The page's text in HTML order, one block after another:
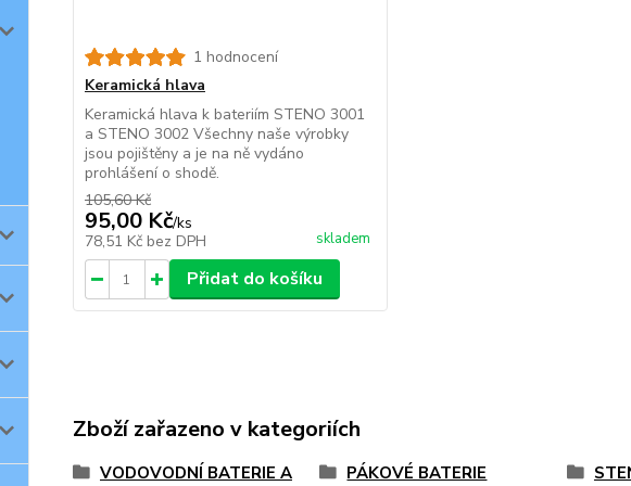
1 hodnocení
Keramická hlava
Keramická hlava k bateriím STENO 3001
a STENO 3002 Všechny naše výrobky
jsou pojištěny a je na ně vydáno
prohlášení o shodě.
105,60 Kč
95,00 Kč/ks
78,51 Kč bez DPH skladem
Přidat do košíku
Zboží zařazeno v kategoriích
VODOVODNÍ BATERIE A PÁKOVÉ BATERIE